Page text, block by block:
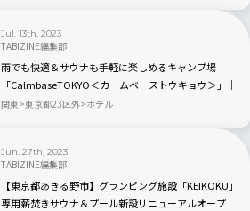
Jul. 13th, 2023
TABIZINE編集部
雨でも快適＆サウナも手軽に楽しめるキャンプ場
「CalmbaseTOKYO＜カームベーストウキョウ＞」｜
東京都東大和市
関東 東京都23区外 ホテル
Jun. 27th, 2023
TABIZINE編集部
【東京都あきる野市】グランピング施設「KEIKOKU」
専用薪焚きサウナ＆プール新設リニューアルオープ